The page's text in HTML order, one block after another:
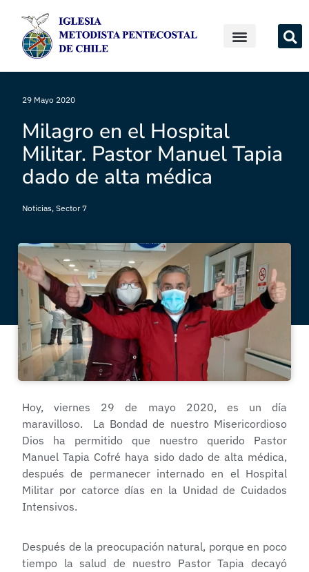
29 Mayo 2020
Milagro en el Hospital
Militar. Pastor Manuel Tapia
dado de alta médica
Noticias, Sector 7
Hoy, viernes 29 de mayo 2020, es un día
maravilloso. La Bondad de nuestro Misericordioso
Dios ha permitido que nuestro querido Pastor
Manuel Tapia Cofré haya sido dado de alta médica,
después de permanecer internado en el Hospital
Militar por catorce días en la Unidad de Cuidados
Intensivos.
Después de la preocupación natural, porque en poco
tiempo la salud de nuestro Pastor Tapia decayó